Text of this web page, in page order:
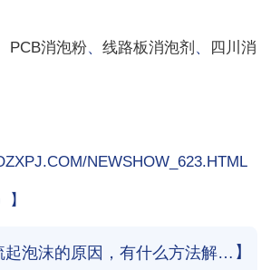
PCB消泡粉、 线路板消泡剂 、 四川消
NEWSHOW_623.HTML
】
碱法脱硫起泡沫的原因，有什么方法解决泡沫？ 】